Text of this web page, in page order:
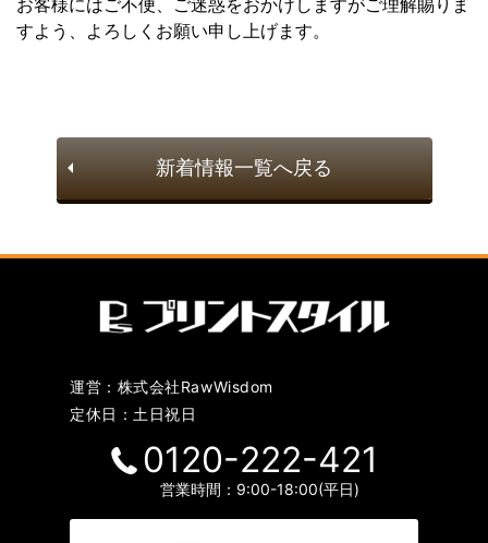
すよう、よろしくお願い申し上げます。
新着情報一覧へ戻る
運営：株式会社RawWisdom
定休日：土日祝日
0120-222-421
営業時間：9:00-18:00(平日)